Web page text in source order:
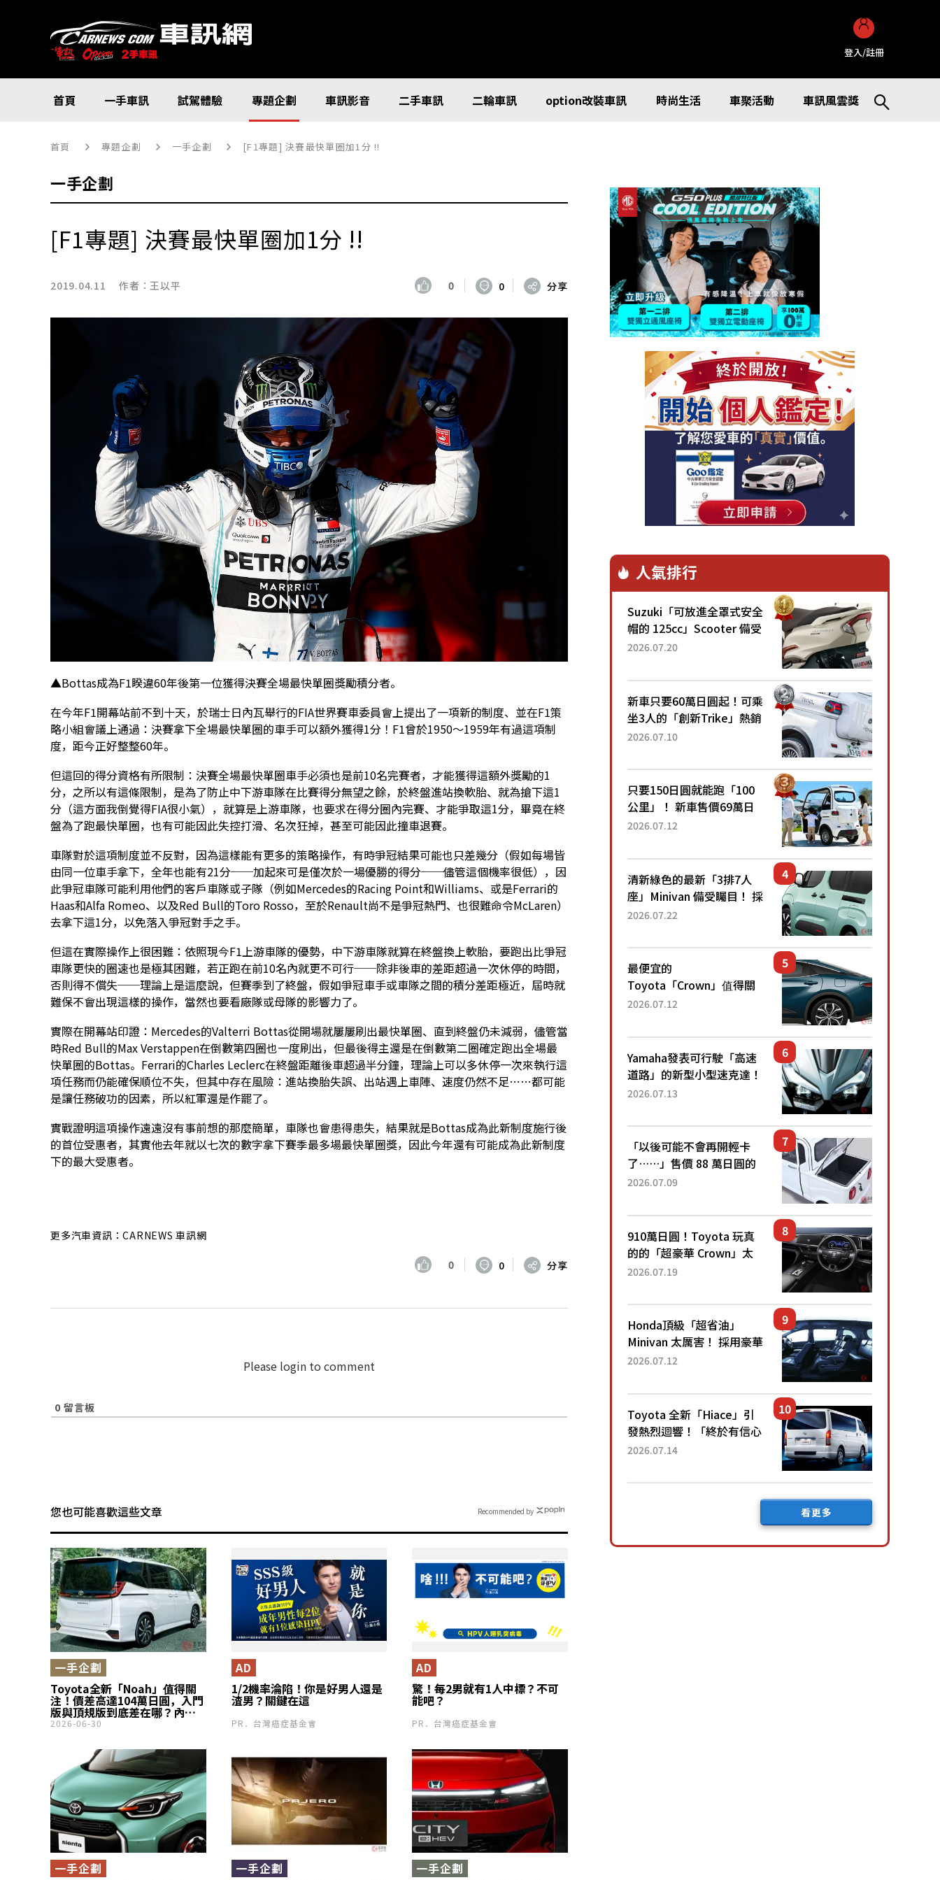
登入/註冊
首頁 一手車訊 試駕體驗 專題企劃 車訊影音 二手車訊 二輪車訊 option改裝車訊 時尚生活 車聚活動 車訊風雲獎
首頁 專題企劃 一手企劃 [F1專題] 決賽最快單圈加1分 !!
一手企劃
[F1專題] 決賽最快單圈加1分 !!
2019.04.11 作者：王以平 0 0 分享
▲Bottas成為F1睽違60年後第一位獲得決賽全場最快單圈獎勵積分者。
在今年F1開幕站前不到十天，於瑞士日內瓦舉行的FIA世界賽車委員會上提出了一項新的制度、並在F1策
略小組會議上通過：決賽拿下全場最快單圈的車手可以額外獲得1分！F1曾於1950～1959年有過這項制
度，距今正好整整60年。
但這回的得分資格有所限制：決賽全場最快單圈車手必須也是前10名完賽者，才能獲得這額外獎勵的1
分，之所以有這條限制，是為了防止中下游車隊在比賽得分無望之餘，於終盤進站換軟胎、就為搶下這1
分（這方面我倒覺得FIA很小氣），就算是上游車隊，也要求在得分圈內完賽、才能爭取這1分，畢竟在終
盤為了跑最快單圈，也有可能因此失控打滑、名次狂掉，甚至可能因此撞車退賽。
車隊對於這項制度並不反對，因為這樣能有更多的策略操作，有時爭冠結果可能也只差幾分（假如每場皆
由同一位車手拿下，全年也能有21分──加起來可是僅次於一場優勝的得分──儘管這個機率很低），因
此爭冠車隊可能利用他們的客戶車隊或子隊（例如Mercedes的Racing Point和Williams、或是Ferrari的
Haas和Alfa Romeo、以及Red Bull的Toro Rosso，至於Renault尚不是爭冠熱門、也很難命令McLaren）
去拿下這1分，以免落入爭冠對手之手。
但這在實際操作上很困難：依照現今F1上游車隊的優勢，中下游車隊就算在終盤換上軟胎，要跑出比爭冠
車隊更快的圈速也是極其困難，若正跑在前10名內就更不可行──除非後車的差距超過一次休停的時間，
否則得不償失──理論上是這麼說，但賽季到了終盤，假如爭冠車手或車隊之間的積分差距極近，屆時就
難保不會出現這樣的操作，當然也要看廠隊或母隊的影響力了。
實際在開幕站印證：Mercedes的Valterri Bottas從開場就屢屢刷出最快單圈、直到終盤仍未減弱，儘管當
時Red Bull的Max Verstappen在倒數第四圈也一度刷出，但最後得主還是在倒數第二圈確定跑出全場最
快單圈的Bottas。Ferrari的Charles Leclerc在終盤距離後車超過半分鐘，理論上可以多休停一次來執行這
項任務而仍能確保順位不失，但其中存在風險：進站換胎失誤、出站遇上車陣、速度仍然不足……都可能
是讓任務破功的因素，所以紅軍還是作罷了。
實戰證明這項操作遠遠沒有事前想的那麼簡單，車隊也會患得患失，結果就是Bottas成為此新制度施行後
的首位受惠者，其實他去年就以七次的數字拿下賽季最多場最快單圈獎，因此今年還有可能成為此新制度
下的最大受惠者。
更多汽車資訊：CARNEWS 車訊網
0 0 分享
Please login to comment
0 留言板
您也可能喜歡這些文章
Toyota全新「Noah」值得關
注！價差高達104萬日圓，入門
版與頂規版到底差在哪？內外
觀設計、配備都有差異！帶你
一手企劃
2026-06-30
1/2機率淪陷！你是好男人還是
渣男？關鍵在這
AD
PR．台灣癌症基金會
驚！每2男就有1人中標？不可
能吧？
AD
PR．台灣癌症基金會
一手企劃 一手企劃 一手企劃
Recommended by
人氣排行
Suzuki「可放進全罩式安全
帽的 125cc」Scooter 備受
矚目！採用全新流線設計與
已陸續開始出口的新款
「B...
2026.07.20
新車只要60萬日圓起！可乘
坐3人的「創新Trike」熱銷
大賣成為人氣車款！「養車
日圓就能跑100公里」「小
朋友坐得...
2026.07.10
只要150日圓就能跑「100
公里」！ 新車售價69萬日
圓的「3人座」Trike大受歡
為何能迅速熱賣？
2026.07.12
清新綠色的最新「3排7人
座」Minivan 備受矚目！ 採
用全長4.7公尺剛剛好的車
還推出467萬元日圓起的5
人座版...
2026.07.22
最便宜的
Toyota「Crown」值得關
注！ 搭載4WD、每公升
眼！ 配備豐富、超越售價
水準，堪稱高CP值代表的
「...
2026.07.12
Yamaha發表可行駛「高速
道路」的新型小型速克達！
搭載能享受超強勁「渦輪
高階「Super Sport」車款
相同的...
2026.07.13
「以後可能不會再開輕卡
了……」售價 88 萬日圓的
「超迷你輕型貨車」引發兩
100 公里！」「免驗車真的
太棒了！...
2026.07.09
910萬日圓！Toyota 玩真
的的「超豪華 Crown」太
厲害了！採用由「匠人技
運動化「底盤設定」！還配
備專屬豪華...
2026.07.19
Honda頂級「超省油」
Minivan 太厲害！ 採用豪華
「真皮座椅」與專屬「黑色
公里，兼具優異節能表現與
舒適「三...
2026.07.12
Toyota 全新「Hiace」引
發熱烈迴響！「終於有信心
下訂了！」「哪個等級交車
後竟然還要等「超過半年」
2026.07.14
看更多